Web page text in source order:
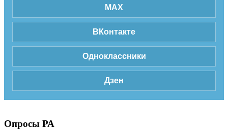
MAX
ВКонтакте
Одноклассники
Дзен
Опросы РА